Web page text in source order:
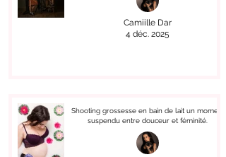
Camiille Dar
4 déc. 2025
Shooting grossesse en bain de lait un moment
suspendu entre douceur et féminité.